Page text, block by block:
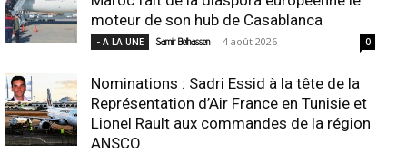
moteur de son hub de Casablanca
- A LA UNE Samir Belhassen - 4 août 2026 0
Nominations : Sadri Essid à la tête de la
Représentation d’Air France en Tunisie et
Lionel Rault aux commandes de la région
ANSCO